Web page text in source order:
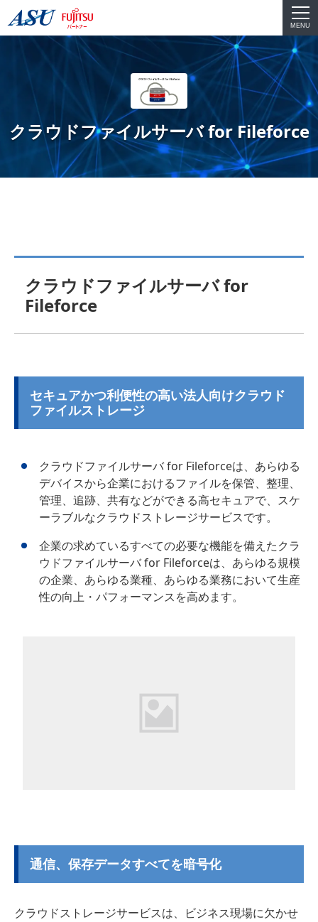
MENU
クラウドファイルサーバ for Fileforce
クラウドファイルサーバ for
Fileforce
セキュアかつ利便性の高い法人向けクラウド
ファイルストレージ
クラウドファイルサーバ for Fileforceは、あらゆる
デバイスから企業におけるファイルを保管、整理、
管理、追跡、共有などができる高セキュアで、スケ
ーラブルなクラウドストレージサービスです。
企業の求めているすべての必要な機能を備えたクラ
ウドファイルサーバ for Fileforceは、あらゆる規模
の企業、あらゆる業種、あらゆる業務において生産
性の向上・パフォーマンスを高めます。
通信、保存データすべてを暗号化
クラウドストレージサービスは、ビジネス現場に欠かせ